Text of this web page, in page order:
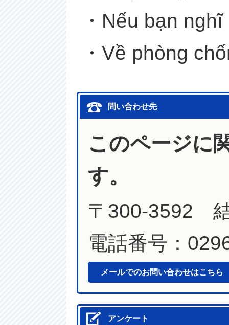
・Nếu bạn
・Về phòng
問い合わせ先
このページに
す。
〒300-3592
電話番号：
メールでのお問い合わせはこちら
アンケート